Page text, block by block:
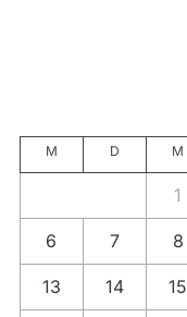
M D M
1
6 7 8
13 14 15